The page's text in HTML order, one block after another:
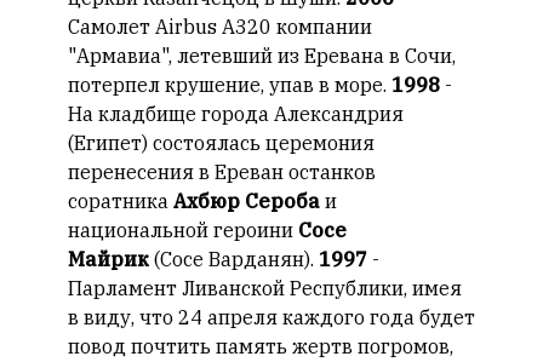
Самолет Airbus A320 компании
"Армавиа", летевший из Еревана в Сочи,
потерпел крушение, упав в море. 1998 -
На кладбище города Александрия
(Египет) состоялась церемония
перенесения в Ереван останков
соратника Ахбюр Сероба и
национальной героини Сосе
Майрик (Сосе Варданян). 1997 -
Парламент Ливанской Республики, имея
в виду, что 24 апреля каждого года будет
повод почтить память жертв погромов,